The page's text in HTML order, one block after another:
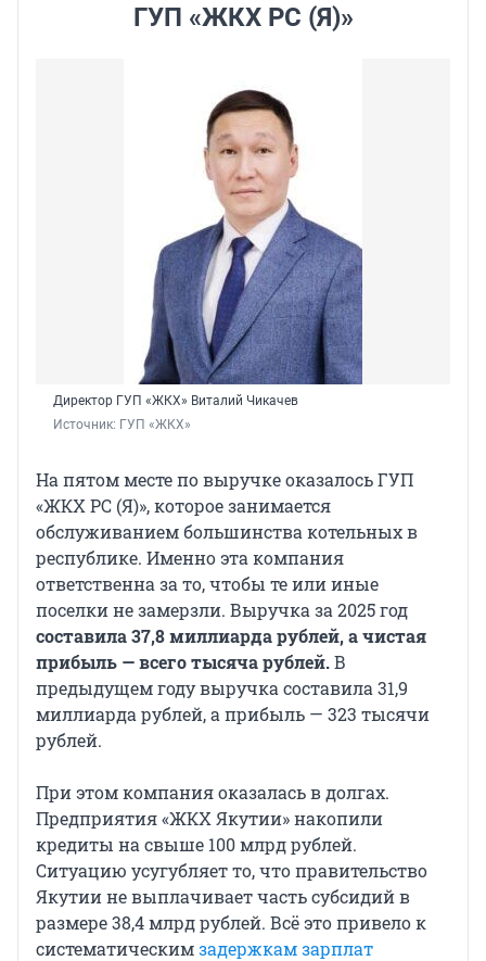
ГУП «ЖКХ РС (Я)»
Директор ГУП «ЖКХ» Виталий Чикачев
Источник: ГУП «ЖКХ»
На пятом месте по выручке оказалось ГУП
«ЖКХ РС (Я)», которое занимается
обслуживанием большинства котельных в
республике. Именно эта компания
ответственна за то, чтобы те или иные
поселки не замерзли. Выручка за 2025 год
составила 37,8 миллиарда рублей, а чистая
прибыль — всего тысяча рублей.В
предыдущем году выручка составила 31,9
миллиарда рублей, а прибыль — 323 тысячи
рублей.
При этом компания оказалась в долгах.
Предприятия «ЖКХ Якутии» накопили
кредиты на свыше 100 млрд рублей.
Ситуацию усугубляет то, что правительство
Якутии не выплачивает часть субсидий в
размере 38,4 млрд рублей. Всё это привело к
систематическимзадержкам зарплат